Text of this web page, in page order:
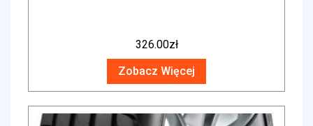
326.00zł
Zobacz Więcej